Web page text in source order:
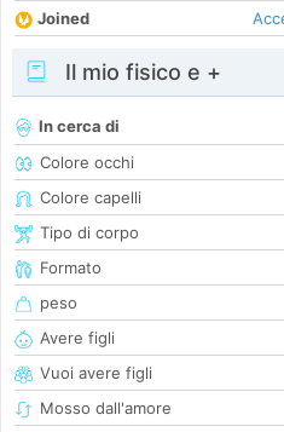
Joined
Il mio fisico e +
In cerca di
Colore occhi
Colore capelli
Tipo di corpo
Formato
peso
Avere figli
Vuoi avere figli
Mosso dall'amore